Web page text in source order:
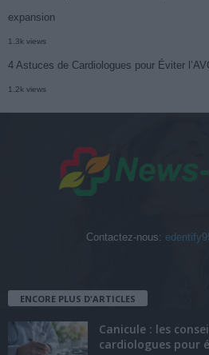
expansion
1.3k views
4 Astuces de Cardiologues pour Éviter
1.2k views
Contactez-nous:
ENCORE PLUS D'ARTICLES
Canicule : les
cardiologues pour